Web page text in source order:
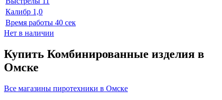
Калибр 1,0
Время работы 40 сек
Нет в наличии
Купить Комбинированные изделия в
Омске
Все магазины пиротехники в Омске